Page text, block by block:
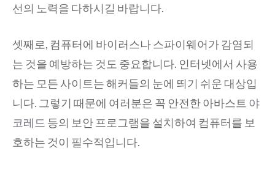
선의 노력을 다하시길 바랍니다.
셋째로, 컴퓨터에 바이러스나 스파이웨어가 감염되
는 것을 예방하는 것도 중요합니다. 인터넷에서 사용
하는 모든 사이트는 해커들의 눈에 띄기 쉬운 대상입
니다. 그렇기 때문에 여러분은 꼭 안전한 아바스트 야
코레드 등의 보안 프로그램을 설치하여 컴퓨터를 보
호하는 것이 필수적입니다.